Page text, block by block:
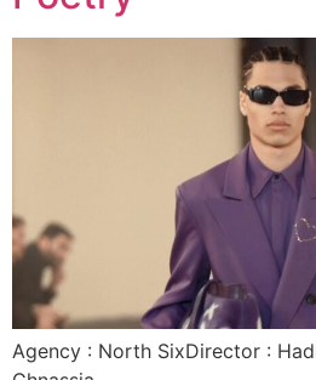
Agency : North SixDirector :